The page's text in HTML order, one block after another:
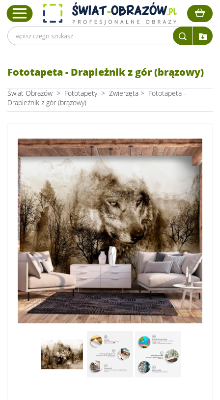
Fototapeta - Drapieżnik z gór (brązowy)
Świat Obrazów > Fototapety > Zwierzęta > Fototapeta -
Drapieżnik z gór (brązowy)